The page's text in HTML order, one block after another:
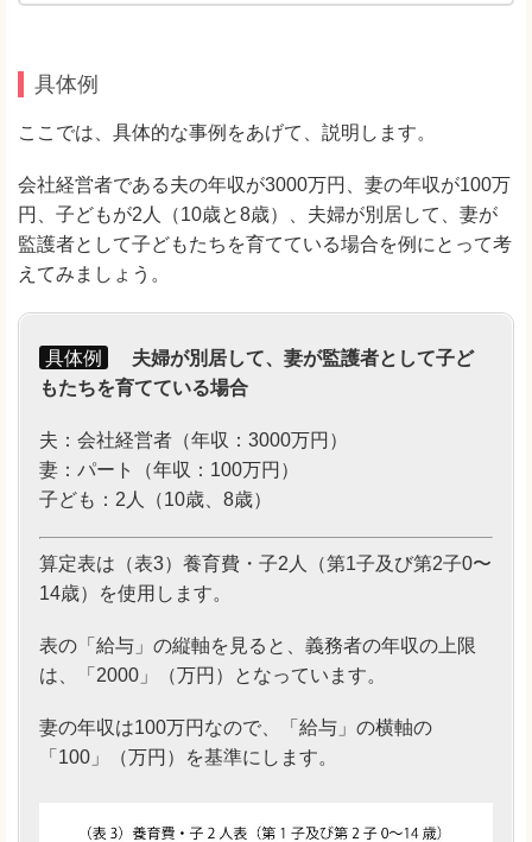
具体例
ここでは、具体的な事例をあげて、説明します。
会社経営者である夫の年収が3000万円、妻の年収が100万
円、子どもが2人（10歳と8歳）、夫婦が別居して、妻が
監護者として子どもたちを育てている場合を例にとって考
えてみましょう。
具体例
夫婦が別居して、妻が監護者として子ど
もたちを育てている場合
夫：会社経営者（年収：3000万円）
妻：パート（年収：100万円）
子ども：2人（10歳、8歳）
算定表は（表3）養育費・子2人（第1子及び第2子0〜
14歳）を使用します。
表の「給与」の縦軸を見ると、義務者の年収の上限
は、「2000」（万円）となっています。
妻の年収は100万円なので、「給与」の横軸の
「100」（万円）を基準にします。